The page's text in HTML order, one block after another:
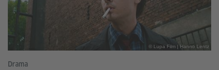
© Lupa Film | Hanno Lentz
Drama